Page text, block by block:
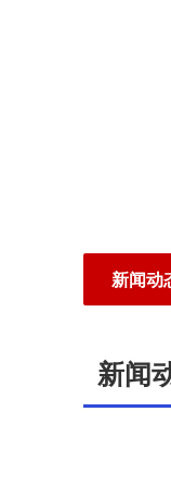
新闻动
新闻